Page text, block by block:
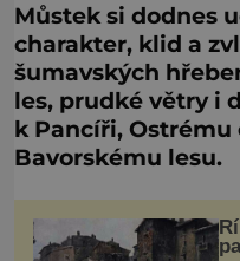
Můstek si dodnes
charakter, klid a
šumavských
les, prudké větry i
k Pancíři,
Bavorskému lesu.